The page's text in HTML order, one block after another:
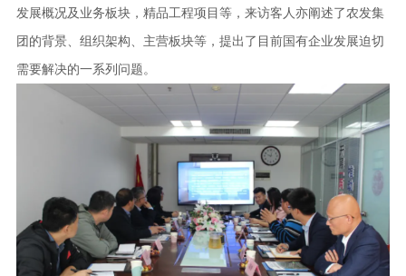
发展概况及业务板块，精品工程项目等，来访客人亦阐述了农发集
团的背景、组织架构、主营板块等，提出了目前国有企业发展迫切
需要解决的一系列问题。